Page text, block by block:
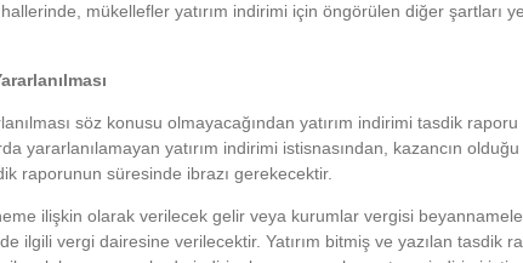
mükellefler yatırım indirimi için öngörülen diğer şartları
söz konusu olmayacağından yatırım indirimi tasdik raporu
yararlanılamayan yatırım indirimi istisnasından, kazancın olduğu
raporunun süresinde ibrazı gerekecektir.
ilişkin olarak verilecek gelir veya kurumlar vergisi
vergi dairesine verilecektir. Yatırım bitmiş ve yazılan tasdik